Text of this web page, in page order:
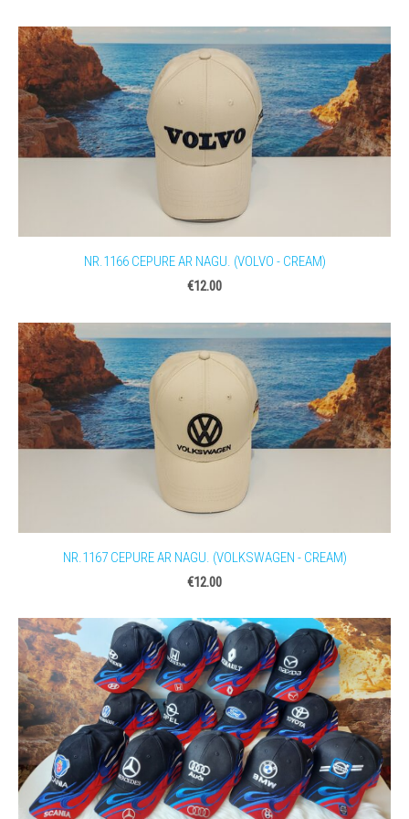
NR.1166 CEPURE AR NAGU. (VOLVO - CREAM)
€12.00
NR.1167 CEPURE AR NAGU. (VOLKSWAGEN - CREAM)
€12.00